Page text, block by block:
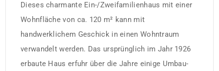
Dieses charmante Ein-/Zweifamilienhaus mit einer
Wohnfläche von ca. 120 m² kann mit
handwerklichem Geschick in einen Wohntraum
verwandelt werden. Das ursprünglich im Jahr 1926
erbaute Haus erfuhr über die Jahre einige Umbau-